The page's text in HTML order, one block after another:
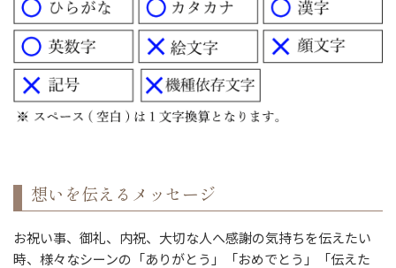
想いを伝えるメッセージ
お祝い事、御礼、内祝、大切な人へ感謝の気持ちを伝えたい
時、様々なシーンの「ありがとう」「おめでとう」「伝えた